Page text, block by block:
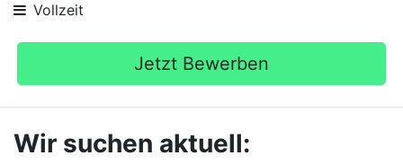
Vollzeit
Jetzt Bewerben
Wir suchen aktuell: